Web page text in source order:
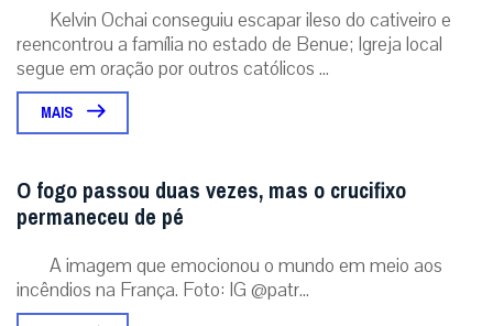
Kelvin Ochai conseguiu escapar ileso do cativeiro e
reencontrou a família no estado de Benue; Igreja local
segue em oração por outros católicos ...
MAIS
O fogo passou duas vezes, mas o crucifixo
permaneceu de pé
A imagem que emocionou o mundo em meio aos
incêndios na França. Foto: IG @patr...